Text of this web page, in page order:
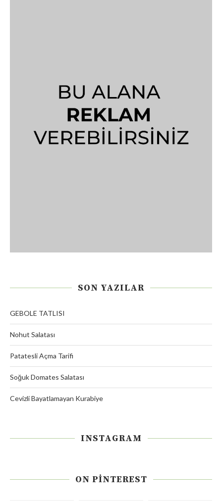
SON YAZILAR
GEBOLE TATLISI
Nohut Salatası
Patatesli Açma Tarifi
Soğuk Domates Salatası
Cevizli Bayatlamayan Kurabiye
INSTAGRAM
ON PINTEREST